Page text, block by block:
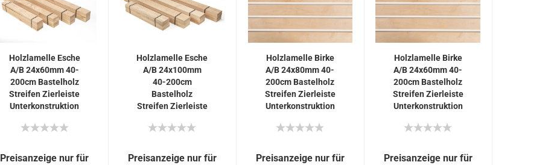
Holzlamelle Esche
A/B 24x60mm 40-
200cm Bastelholz
Streifen Zierleiste
Unterkonstruktion
Preisanzeige nur für
Holzlamelle Esche
A/B 24x100mm
40-200cm
Bastelholz
Streifen Zierleiste
Preisanzeige nur für
Holzlamelle Birke
A/B 24x80mm 40-
200cm Bastelholz
Streifen Zierleiste
Unterkonstruktion
Preisanzeige nur für
Holzlamelle Birke
A/B 24x60mm 40-
200cm Bastelholz
Streifen Zierleiste
Unterkonstruktion
Preisanzeige nur für